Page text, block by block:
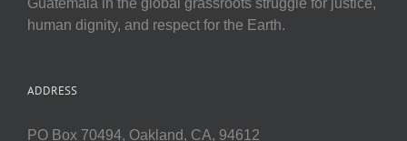
Guatemala in the global grassroots struggle for justice,
human dignity, and respect for the Earth.
ADDRESS
PO Box 70494, Oakland, CA, 94612